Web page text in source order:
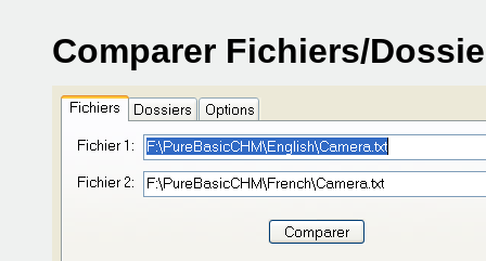
Comparer Fichiers/